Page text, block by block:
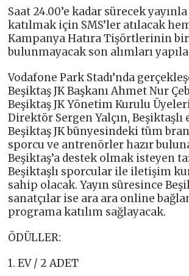
Saat 24.00’e kadar sürecek
katılmak için SMS’ler atılacak
Kampanya Hatıra Tişörtlerinin
bulunmayacak son alımları
Vodafone Park Stadı’nda
Beşiktaş JK Başkanı Ahmet Nur
Beşiktaş JK Yönetim Kurulu
Direktör Sergen Yalçın,
Beşiktaş JK bünyesindeki tüm
sporcu ve antrenörler hazır
Beşiktaş’a destek olmak isteyen
Beşiktaşlı sporcular ile iletişim
sahip olacak. Yayın süresince
sanatçılar ise ara ara online
programa katılım sağlayacak.
ÖDÜLLER:
1. EV / 2 ADET